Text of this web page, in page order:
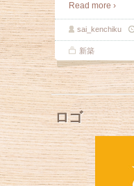
Read more ›
sai_kenchiku
新築
ロゴ